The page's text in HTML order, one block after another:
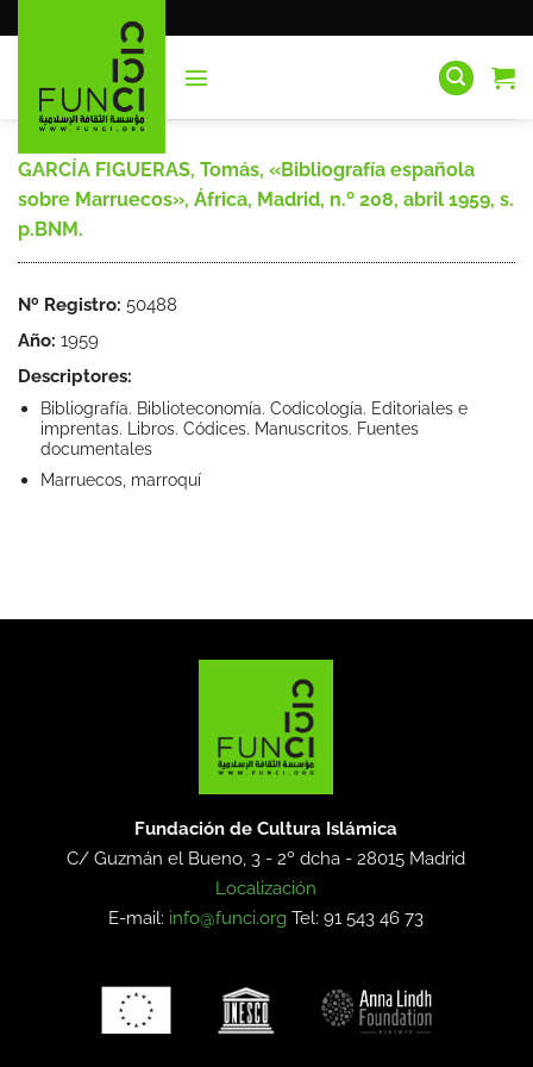
al
GARCÍA FIGUERAS, Tomás, «Bibliografía española
sobre Marruecos», África, Madrid, n.º 208, abril 1959, s.
p.BNM.
Nº Registro: 50488
Año: 1959
Descriptores:
Bibliografía. Biblioteconomía. Codicología. Editoriales e
imprentas. Libros. Códices. Manuscritos. Fuentes
documentales
Marruecos, marroquí
Fundación de Cultura Islámica
C/ Guzmán el Bueno, 3 - 2º dcha -28015 Madrid
Localización
E-mail: info@funci.org Tel: 91 543 46 73